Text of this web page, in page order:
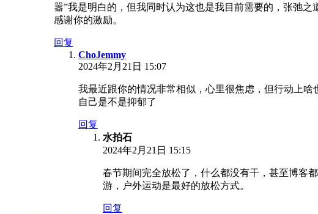
嚣”我是明白的，但我同时认为这也是我目前需要的，张弛之
感谢你的激励。
回复
ChoJemmy
2024年2月21日 15:07
我最近跟你的情况非常相似，心里很焦虑，但行动上
自己是不是抑郁了
回复
水拍石
2024年2月21日 15:15
春节期间完全放松了，什么都没有干，甚至博客
游，户外运动是最好的放松方式。
回复